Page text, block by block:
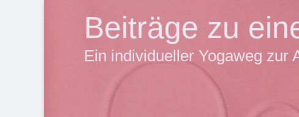
Beiträge zu
Ein individueller Yogaweg zur